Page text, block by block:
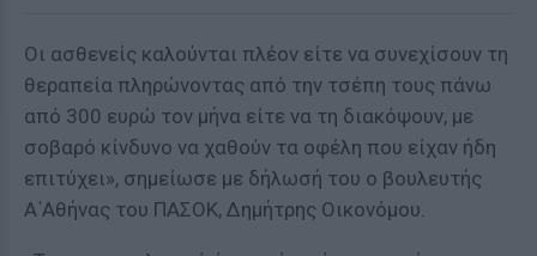
Οι ασθενείς καλούνται πλέον είτε να συνεχίσουν τη
θεραπεία πληρώνοντας από την τσέπη τους πάνω
από 300 ευρώ τον μήνα είτε να τη διακόψουν, με
σοβαρό κίνδυνο να χαθούν τα οφέλη που είχαν ήδη
επιτύχει», σημείωσε με δήλωσή του ο βουλευτής
Α΄Αθήνας του ΠΑΣΟΚ, Δημήτρης Οικονόμου.